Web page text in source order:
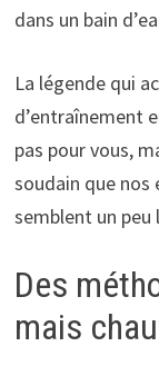
dans un bain
La légende qui
d’entraînement
pas pour vous,
soudain que nos
semblent un
Des
mais